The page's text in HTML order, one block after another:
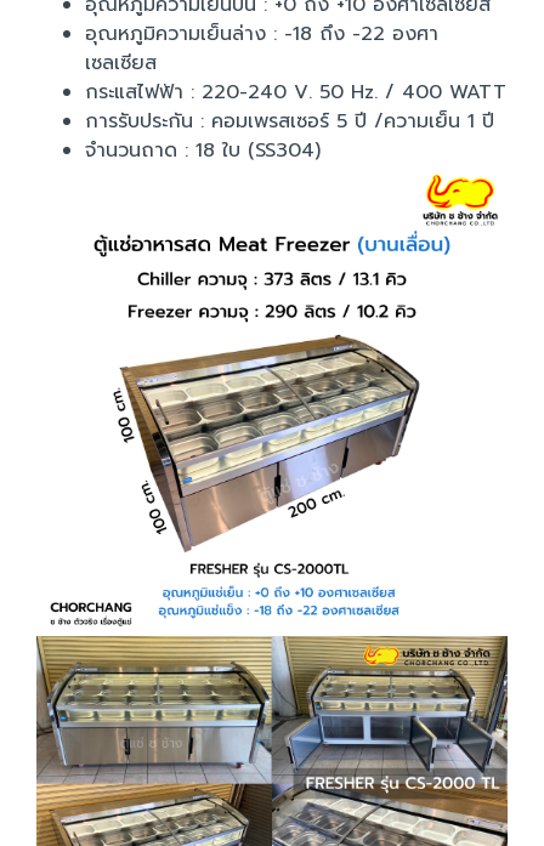
อุณหภูมิความเย็นล่าง : -18 ถึง -22 องศา
เซลเซียส
กระแสไฟฟ้า : 220-240 V. 50 Hz. / 400 WATT
การรับประกัน : คอมเพรสเซอร์ 5 ปี /ความเย็น 1 ปี
จำนวนถาด : 18 ใบ (SS304)